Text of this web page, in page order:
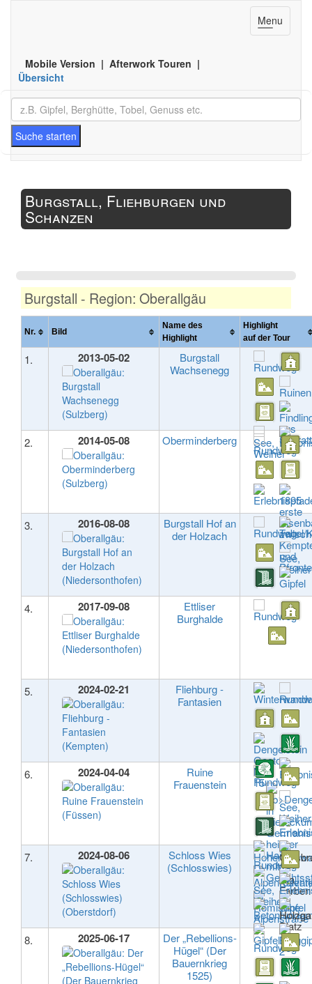
Toggle
navigation
Menu
Mobile Version | Afterwork Touren |
Übersicht
Suche starten
Burgstall, Fliehburgen und
Schanzen
Burgstall - Region: Oberallgäu
Nr. Bild
Name des
Highlight
Highlight
auf der Tour
1. 2013-05-02
Burgstall
Wachsenegg
2. 2014-05-08 Oberminderberg
3. 2016-08-08
Burgstall Hof an
der Holzach
4. 2017-09-08
Ettliser
Burghalde
5. 2024-02-21
Fliehburg -
Fantasien
6. 2024-04-04
Ruine
Frauenstein
7. 2024-08-06
Schloss Wies
(Schlosswies)
8. 2025-06-17
Der „Rebellions-
Hügel“ (Der
Bauernkrieg
1525)